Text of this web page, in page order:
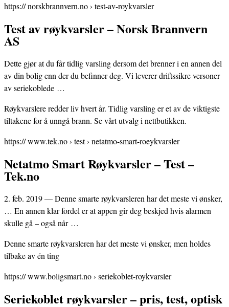
https:// norskbrannvern.no › test-av-roykvarsler
Test av røykvarsler – Norsk Brannvern
AS
Dette gjør at du får tidlig varsling dersom det brenner i en annen del
av din bolig enn der du befinner deg. Vi leverer driftssikre versoner
av seriekoblede …
Røykvarslere redder liv hvert år. Tidlig varsling er et av de viktigste
tiltakene for å unngå brann. Se vårt utvalg i nettbutikken.
https:// www.tek.no › test › netatmo-smart-roeykvarsler
Netatmo Smart Røykvarsler – Test –
Tek.no
2. feb. 2019 — Denne smarte røykvarsleren har det meste vi ønsker,
… En annen klar fordel er at appen gir deg beskjed hvis alarmen
skulle gå – også når …
Denne smarte røykvarsleren har det meste vi ønsker, men holdes
tilbake av én ting
https:// www.boligsmart.no › seriekoblet-roykvarsler
Seriekoblet røykvarsler – pris, test, optisk